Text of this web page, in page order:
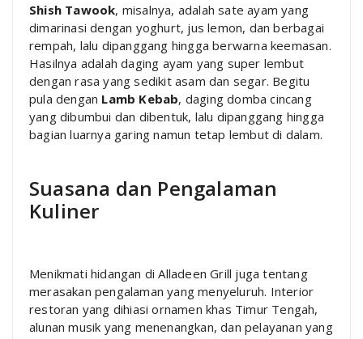
Shish Tawook, misalnya, adalah sate ayam yang
dimarinasi dengan yoghurt, jus lemon, dan berbagai
rempah, lalu dipanggang hingga berwarna keemasan.
Hasilnya adalah daging ayam yang super lembut
dengan rasa yang sedikit asam dan segar. Begitu
pula dengan Lamb Kebab, daging domba cincang
yang dibumbui dan dibentuk, lalu dipanggang hingga
bagian luarnya garing namun tetap lembut di dalam.
Suasana dan Pengalaman
Kuliner
Menikmati hidangan di Alladeen Grill juga tentang
merasakan pengalaman yang menyeluruh. Interior
restoran yang dihiasi ornamen khas Timur Tengah,
alunan musik yang menenangkan, dan pelayanan yang